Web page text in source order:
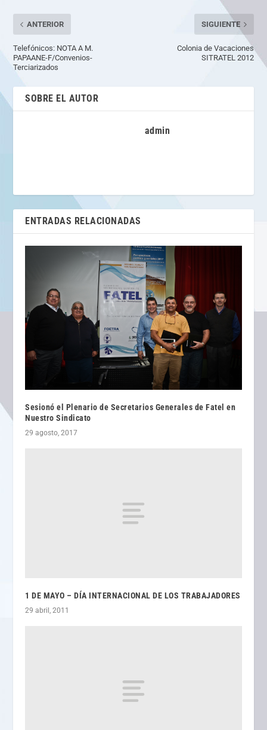
ANTERIOR
Telefónicos: NOTA A M.
PAPAANE-F/Convenios-
Terciarizados
SIGUIENTE
Colonia de Vacaciones
SITRATEL 2012
SOBRE EL AUTOR
admin
ENTRADAS RELACIONADAS
Sesionó el Plenario de Secretarios Generales de Fatel en
Nuestro Sindicato
29 agosto, 2017
1 DE MAYO – DÍA INTERNACIONAL DE LOS TRABAJADORES
29 abril, 2011